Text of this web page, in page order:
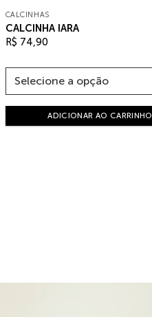
CALCINHAS
CALCINHA IARA
R$ 74,90
ADICIONAR AO CARRINHO